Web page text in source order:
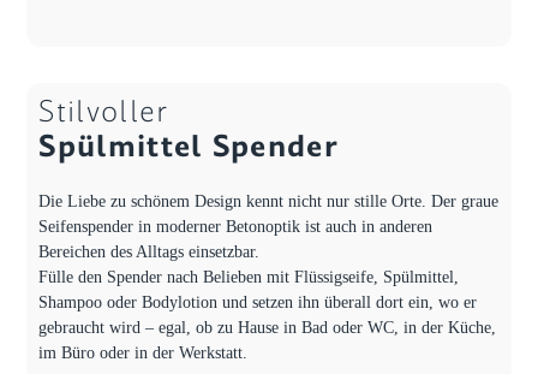
Stilvoller
Spülmittel Spender
Die Liebe zu schönem Design kennt nicht nur stille Orte. Der graue
Seifenspender in moderner Betonoptik ist auch in anderen
Bereichen des Alltags einsetzbar.
Fülle den Spender nach Belieben mit Flüssigseife, Spülmittel,
Shampoo oder Bodylotion und setzen ihn überall dort ein, wo er
gebraucht wird – egal, ob zu Hause in Bad oder WC, in der Küche,
im Büro oder in der Werkstatt.